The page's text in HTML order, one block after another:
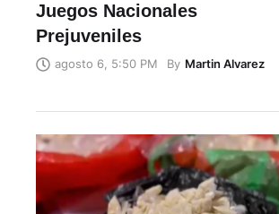
Juegos Nacionales
Prejuveniles
agosto 6, 5:50 PM By Martin Alvarez